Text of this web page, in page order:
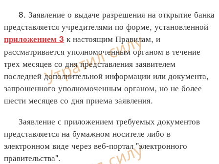
8. Заявление о выдаче разрешения на открытие банка
представляется учредителями по форме, установленной
приложением 3 к настоящим Правилам, и
рассматривается уполномоченным органом в течение
трех месяцев со дня представления заявителем
последней дополнительной информации или документа,
запрошенного уполномоченным органом, но не более
шести месяцев со дня приема заявления.
Заявление с приложением требуемых документов
представляется на бумажном носителе либо в
электронном виде через веб-портал "электронного
правительства".